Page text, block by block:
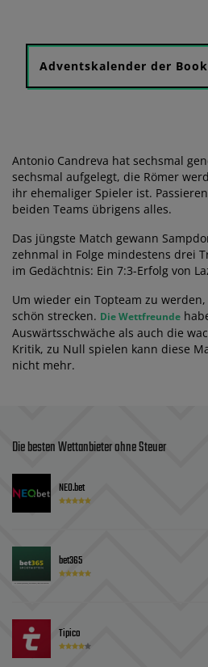
Adventskalender der
Antonio Candreva hat sechsmal
sechsmal aufgelegt, die Römer
ihr ehemaliger Spieler ist.
beiden Teams übrigens alles.
Das jüngste Match gewann
zehnmal in Folge mindestens drei
im Gedächtnis: Ein 7:3-Erfolg von
Um wieder ein Topteam zu
schön strecken. Die Wettfreunde
Auswärtsschwäche als auch die
Kritik, zu Null spielen kann diese
nicht mehr.
Die besten Wettanbieter ohne Steuer
NEO.bet
bet365
Tipico